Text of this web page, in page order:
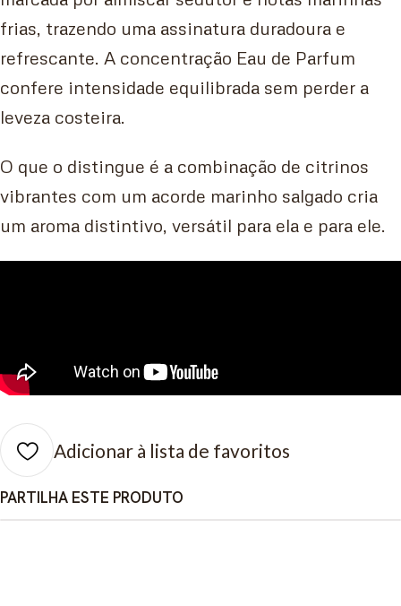
frias, trazendo uma assinatura duradoura e
refrescante. A concentração Eau de Parfum
confere intensidade equilibrada sem perder a
leveza costeira.
O que o distingue é a combinação de citrinos
vibrantes com um acorde marinho salgado cria
um aroma distintivo, versátil para ela e para ele.
Adicionar à lista de favoritos
PARTILHA ESTE PRODUTO